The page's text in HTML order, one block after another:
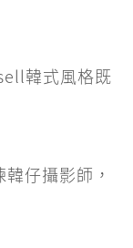
韓式風格既
仔攝影師，